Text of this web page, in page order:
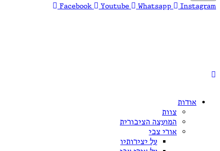
Facebook Youtube Whatsapp Instagram
אודות
צוות
המועצה הציבורית
אורי צבי
על יצירותיו